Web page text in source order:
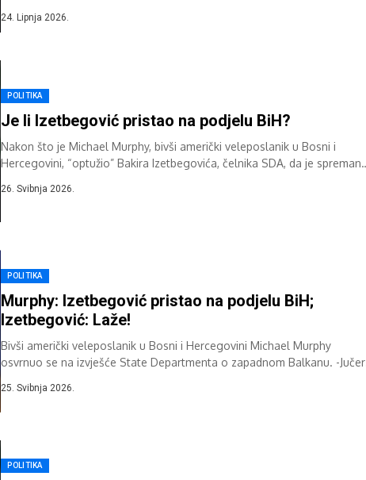
24. Lipnja 2026.
POLITIKA
Je li Izetbegović pristao na podjelu BiH?
Nakon što je Michael Murphy, bivši američki veleposlanik u Bosni i
Hercegovini, “optužio” Bakira Izetbegovića, čelnika SDA, da je spreman
26. Svibnja 2026.
POLITIKA
Murphy: Izetbegović pristao na podjelu BiH;
Izetbegović: Laže!
Bivši američki veleposlanik u Bosni i Hercegovini Michael Murphy
osvrnuo se na izvješće State Departmenta o zapadnom Balkanu. -Jučer
25. Svibnja 2026.
POLITIKA